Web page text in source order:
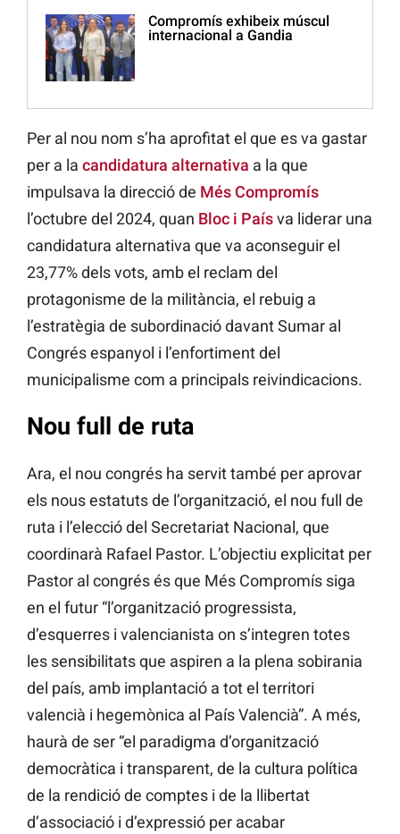
Compromís exhibeix múscul
internacional a Gandia
Per al nou nom s’ha aprofitat el que es va gastar
per a la candidatura alternativa a la que
impulsava la direcció de Més Compromís
l’octubre del 2024, quan Bloc i Paísva liderar una
candidatura alternativa que va aconseguir el
23,77% dels vots, amb el reclam del
protagonisme de la militància, el rebuig a
l’estratègia de subordinació davant Sumar al
Congrés espanyol i l’enfortiment del
municipalisme com a principals reivindicacions.
Nou full de ruta
Ara, el nou congrés ha servit també per aprovar
els nous estatuts de l’organització, el nou full de
ruta i l’elecció del Secretariat Nacional, que
coordinarà Rafael Pastor. L’objectiu explicitat per
Pastor al congrés és que Més Compromís siga
en el futur “l’organització progressista,
d’esquerres i valencianista on s’integren totes
les sensibilitats que aspiren a la plena sobirania
del país, amb implantació a tot el territori
valencià i hegemònica al País Valencià”. A més,
haurà de ser “el paradigma d’organització
democràtica i transparent, de la cultura política
de la rendició de comptes i de la llibertat
d’associació i d’expressió per acabar